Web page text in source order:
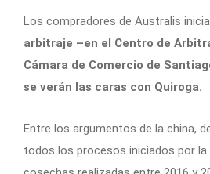
Los compradores de Australis
arbitraje –en el Centro de
Cámara de Comercio de
se verán las caras con Quiroga.
Entre los argumentos de la china,
todos los procesos iniciados por la